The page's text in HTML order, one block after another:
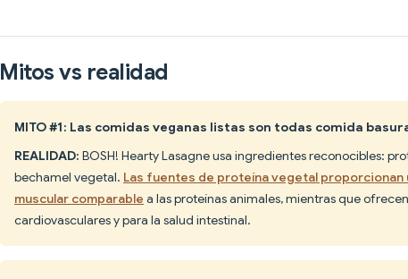
Mitos vs realidad
MITO #1: Las comidas veganas listas son todas comida
REALIDAD: BOSH! Hearty Lasagne usa ingredientes reconocibles:
bechamel vegetal. Las fuentes de proteína vegetal proporcionan
muscular comparable a las proteínas animales, mientras que
cardiovasculares y para la salud intestinal.